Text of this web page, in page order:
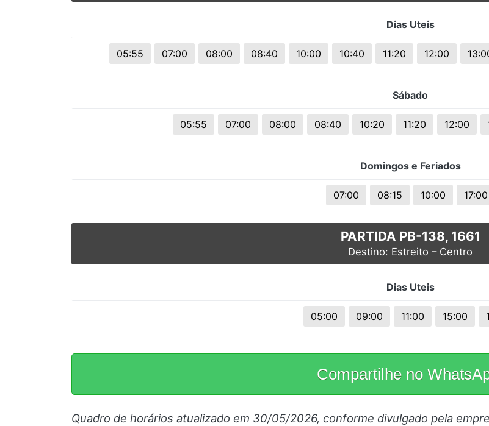
Dias Uteis
05:55 07:00 08:00 08:40 10:00 10:40 11:20 12:00
Sábado
05:55 07:00 08:00 08:40 10:20 11:20 12:00
Domingos e Feriados
07:00 08:15 10:00 17:00
PARTIDA PB-138, 1661
Destino: Estreito – Centro
Dias Uteis
05:00 09:00 11:00 15:00
Compartilhe no
Quadro de horários atualizado em 30/05/2026, conforme divulgado pela